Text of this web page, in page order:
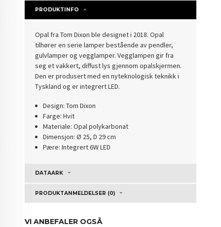
PRODUKTINFO
Opal fra Tom Dixon ble designet i 2018. Opal
tilhører en serie lamper bestående av pendler,
gulvlamper og vegglamper. Vegglampen gir fra
seg et vakkert, diffust lys gjennom opalskjermen.
Den er produsert med en nyteknologisk teknikk i
Tyskland og er integrert LED.
Design: Tom Dixon
Farge: Hvit
Materiale: Opal polykarbonat
Dimensjon: Ø 25, D 29 cm
Pære: Integrert 6W LED
DATAARK
PRODUKTANMELDELSER (0)
VI ANBEFALER OGSÅ